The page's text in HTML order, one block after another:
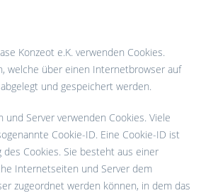
Konzeot e.K. verwenden Cookies.
welche über einen Internetbrowser auf
und gespeichert werden.
Server verwenden Cookies. Viele
Cookie-ID. Eine Cookie-ID ist
Cookies. Sie besteht aus einer
Internetseiten und Server dem
zugeordnet werden können, in dem das